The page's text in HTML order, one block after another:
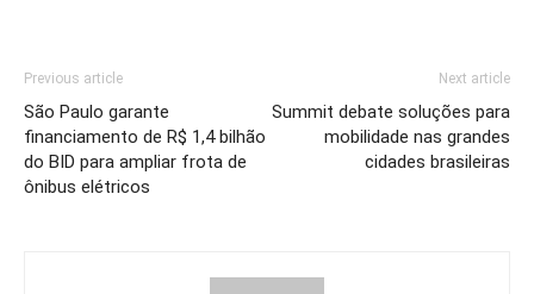
Previous article
São Paulo garante
financiamento de R$ 1,4 bilhão
do BID para ampliar frota de
ônibus elétricos
Next article
Summit debate soluções para
mobilidade nas grandes
cidades brasileiras